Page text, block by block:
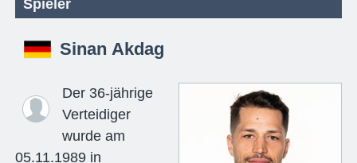
Spieler
Sinan Akdag
Der 36-jährige
Verteidiger
wurde am
05.11.1989 in